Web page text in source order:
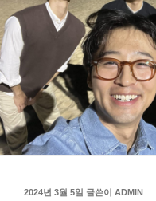
작
2024년 3월 5일 글쓴이 ADMIN